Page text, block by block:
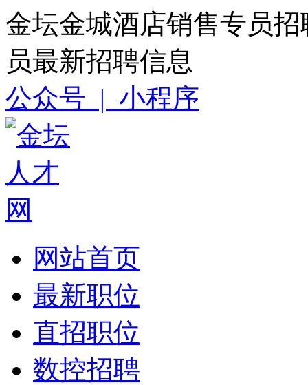
金坛金城酒店销售专员
员最新招聘信息
公众号 | 小程序
网站首页
最新职位
直招职位
数控招聘